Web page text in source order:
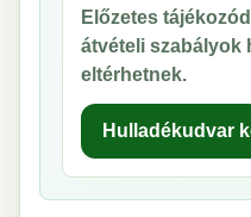
Előzetes
átvételi szabályok
eltérhetnek.
Hulladékudvar